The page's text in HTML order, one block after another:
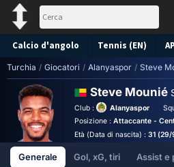
Calcio d'angolo Tennis (EN)
Pronostico
Turchia / Giocatori / Alanyaspor / Steve
Steve Mounié
Club : Alanyaspor
Posizione : Attaccante -
Età (Data di nascita) : 31 (29/
Generale Gol, xG, tiri Assist e